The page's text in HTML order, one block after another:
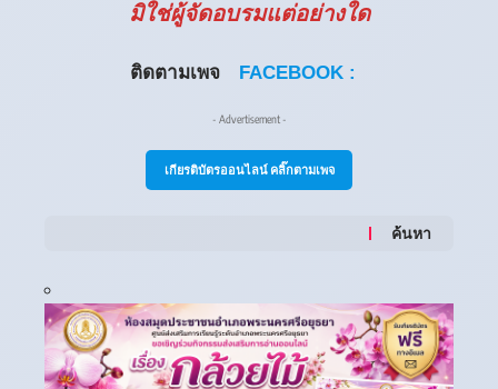
มิใช่ผู้จัดอบรมแต่อย่างใด
ติดตามเพจ FACEBOOK :
- Advertisement -
เกียรติบัตรออนไลน์ คลิ๊กตามเพจ
ค้นหา